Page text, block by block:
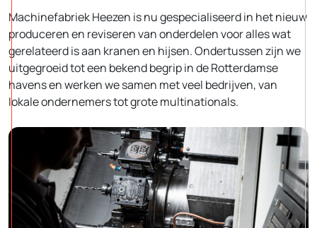
Machinefabriek Heezen is nu gespecialiseerd in het nieuw
produceren en reviseren van onderdelen voor alles wat
gerelateerd is aan kranen en hijsen. Ondertussen zijn we
uitgegroeid tot een bekend begrip in de Rotterdamse
havens en werken we samen met veel bedrijven, van
lokale ondernemers tot grote multinationals.